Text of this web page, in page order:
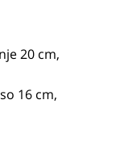
20 cm,
16 cm,